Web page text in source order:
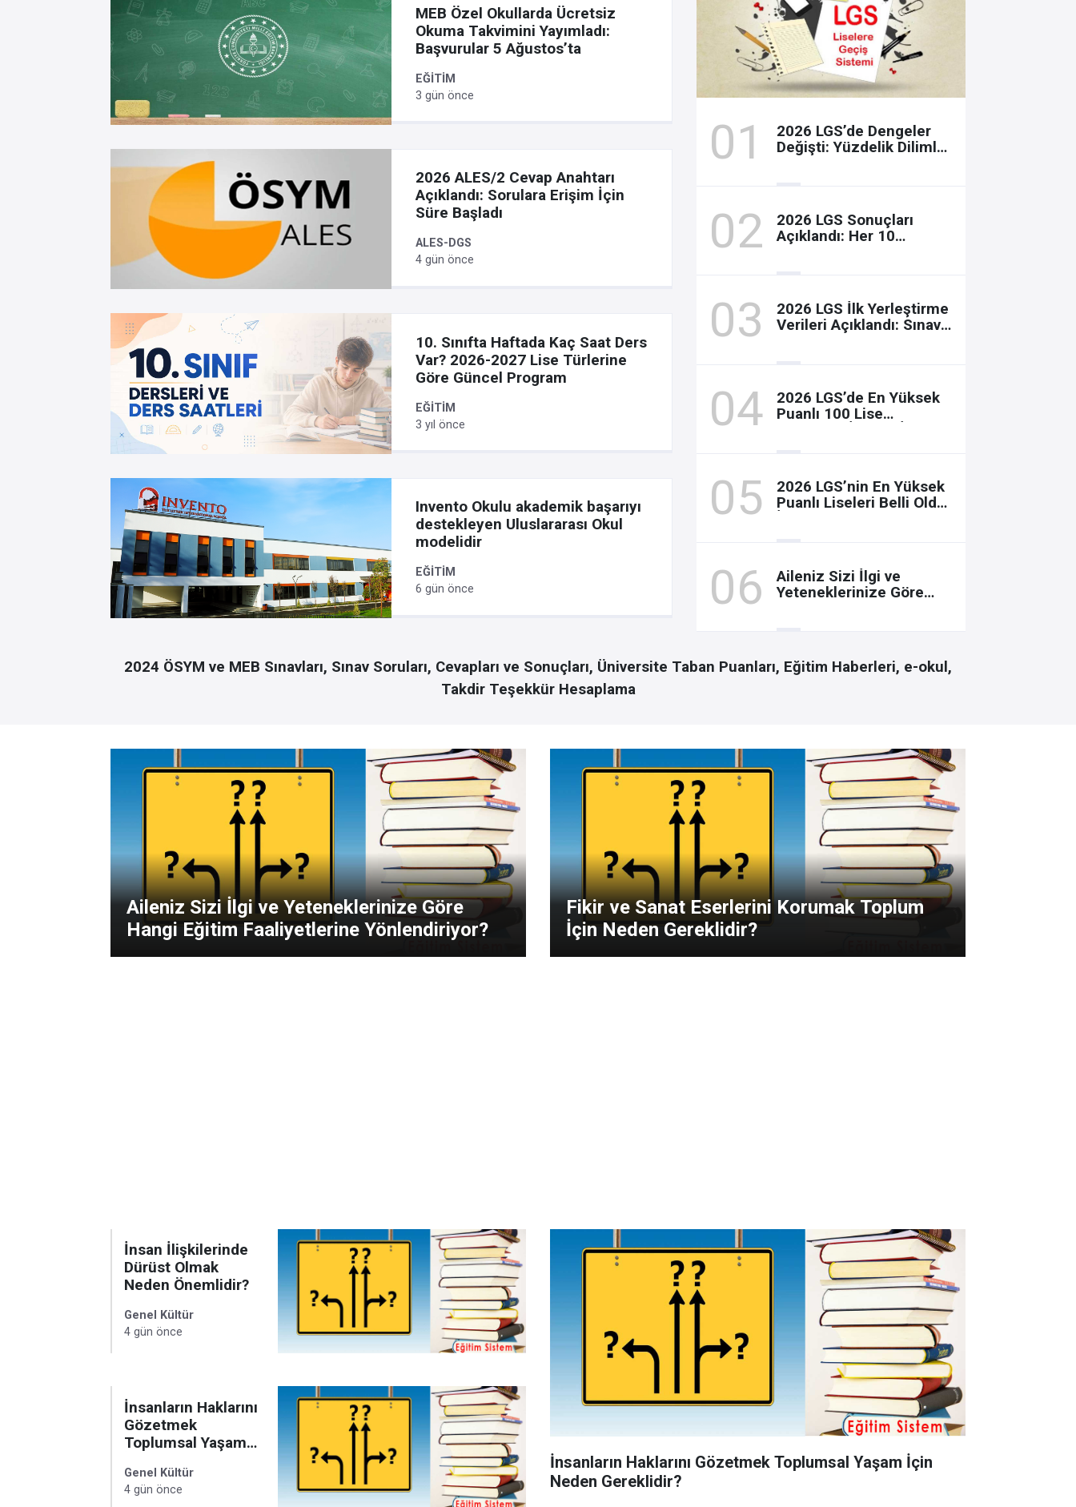
MEB Özel Okullarda Ücretsiz
Okuma Takvimini Yayımladı:
Başvurular 5 Ağustos’ta
EĞİTİM
3 gün önce
2026 ALES/2 Cevap Anahtarı
Açıklandı: Sorulara Erişim İçin
Süre Başladı
ALES-DGS
4 gün önce
10. Sınıfta Haftada Kaç Saat Ders
Var? 2026-2027 Lise Türlerine
Göre Güncel Program
EĞİTİM
3 yıl önce
Invento Okulu akademik başarıyı
destekleyen Uluslararası Okul
modelidir
EĞİTİM
6 gün önce
2026 LGS’de Dengeler
Değişti: Yüzdelik Dilimler
2026 LGS Sonuçları
Açıklandı: Her 10
2026 LGS İlk Yerleştirme
Verileri Açıklandı: Sınavla
2026 LGS’de En Yüksek
Puanlı 100 Lise
2026 LGS’nin En Yüksek
Puanlı Liseleri Belli Oldu:
Aileniz Sizi İlgi ve
Yeteneklerinize Göre
2024 ÖSYM ve MEB Sınavları, Sınav Soruları, Cevapları ve Sonuçları, Üniversite Taban Puanları, Eğitim Haberleri, e-okul,
Takdir Teşekkür Hesaplama
Aileniz Sizi İlgi ve Yeteneklerinize Göre
Hangi Eğitim Faaliyetlerine Yönlendiriyor?
Fikir ve Sanat Eserlerini Korumak Toplum
İçin Neden Gereklidir?
İnsan İlişkilerinde
Dürüst Olmak
Neden Önemlidir?
Genel Kültür
4 gün önce
İnsanların Haklarını
Gözetmek
Toplumsal Yaşam
Gereklidir?
Genel Kültür
4 gün önce
İnsanların Haklarını Gözetmek Toplumsal Yaşam İçin
Neden Gereklidir?